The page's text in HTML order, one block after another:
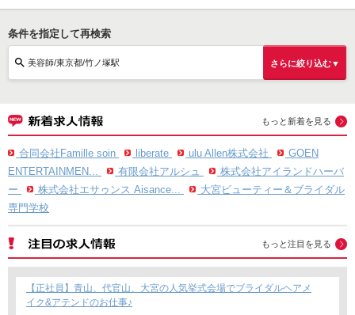
条件を指定して再検索
美容師/東京都/竹ノ塚駅 さらに絞り込む▼
もっと新着を見る
合同会社Famille soin liberate ulu Allen株式会社
GOEN
ENTERTAINMEN...
有限会社アルシュ
株式会社アイランドハーバ
ー
株式会社エサゥンス Aisance...
大宮ビューティー＆ブライダル
専門学校
もっと注目を見る
【正社員】青山、代官山、大宮の人気挙式会場でブライダルヘアメ
イク&アテンドのお仕事♪